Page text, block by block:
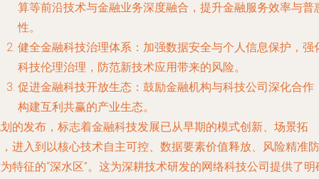
算等前沿技术与金融业务深度融合，提升金融服务效率与普
性。
健全金融科技治理体系 ：加强数据安全与个人信息保护，强
科技伦理治理，防范新技术应用带来的风险。
促进金融科技开放生态 ：鼓励金融机构与科技公司深化合作
构建互利共赢的产业生态。
的发布，标志着金融科技发展已从早期的模式创新、场景拓
进入到以核心技术自主可控、数据要素价值释放、风险精准防
特征的“深水区”。这为深耕技术研发的网络科技公司提供了明